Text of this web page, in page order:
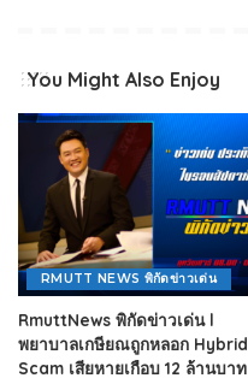
You Might Also Enjoy
RMUTT NEWS พิกัดข่าวเด่น
RmuttNews พิกัดข่าวเด่น l
พยาบาลเกษียณถูกหลอก Hybrid
Scam เสียหายเกือบ 12 ล้านบาท